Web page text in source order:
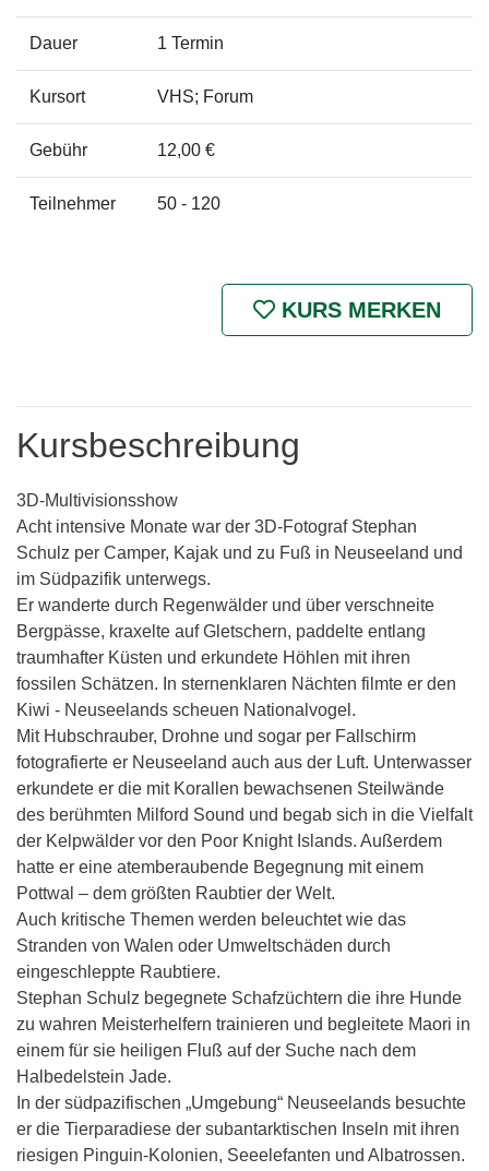
Dauer 1 Termin
Kursort VHS; Forum
Gebühr 12,00 €
Teilnehmer 50 - 120
KURS MERKEN
Kursbeschreibung
3D-Multivisionsshow
Acht intensive Monate war der 3D-Fotograf Stephan
Schulz per Camper, Kajak und zu Fuß in Neuseeland und
im Südpazifik unterwegs.
Er wanderte durch Regenwälder und über verschneite
Bergpässe, kraxelte auf Gletschern, paddelte entlang
traumhafter Küsten und erkundete Höhlen mit ihren
fossilen Schätzen. In sternenklaren Nächten filmte er den
Kiwi - Neuseelands scheuen Nationalvogel.
Mit Hubschrauber, Drohne und sogar per Fallschirm
fotografierte er Neuseeland auch aus der Luft. Unterwasser
erkundete er die mit Korallen bewachsenen Steilwände
des berühmten Milford Sound und begab sich in die Vielfalt
der Kelpwälder vor den Poor Knight Islands. Außerdem
hatte er eine atemberaubende Begegnung mit einem
Pottwal – dem größten Raubtier der Welt.
Auch kritische Themen werden beleuchtet wie das
Stranden von Walen oder Umweltschäden durch
eingeschleppte Raubtiere.
Stephan Schulz begegnete Schafzüchtern die ihre Hunde
zu wahren Meisterhelfern trainieren und begleitete Maori in
einem für sie heiligen Fluß auf der Suche nach dem
Halbedelstein Jade.
In der südpazifischen „Umgebung“ Neuseelands besuchte
er die Tierparadiese der subantarktischen Inseln mit ihren
riesigen Pinguin-Kolonien, Seeelefanten und Albatrossen.